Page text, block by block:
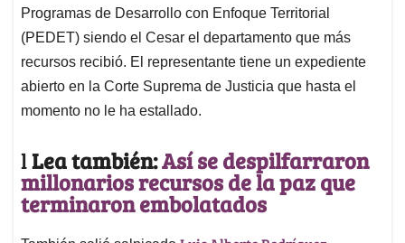
Programas de Desarrollo con Enfoque Territorial
(PEDET) siendo el Cesar el departamento que más
recursos recibió. El representante tiene un expediente
abierto en la Corte Suprema de Justicia que hasta el
momento no le ha estallado.
lLea también:Así se despilfarraron
millonarios recursos de la paz que
terminaron embolatados